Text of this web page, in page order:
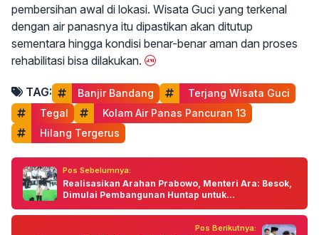
pembersihan awal di lokasi. Wisata Guci yang terkenal
dengan air panasnya itu dipastikan akan ditutup
sementara hingga kondisi benar-benar aman dan proses
rehabilitasi bisa dilakukan.
TAG: Banjir Bandang
Terjang Wisata Guci
Tegal
Kolam Air Panas Pancuran 13
Hilang Tergerus
Pos Sebelumnya:
Realisasikan Arahan Prabowo, Menteri Ara: Besok,
Dimulai Pembangunan Huntap untuk...
Pos Berikutnya: